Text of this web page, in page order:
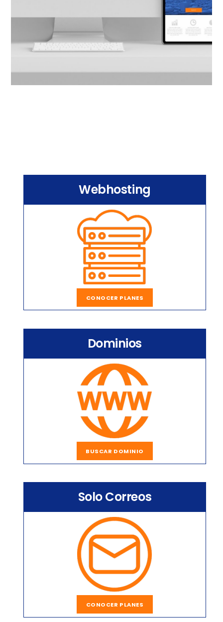
Webhosting
CONOCER PLANES
Dominios
BUSCAR DOMINIO
Solo Correos
CONOCER PLANES